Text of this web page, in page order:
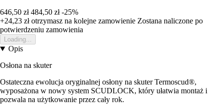
646,50 zł 484,50 zł -25%
+24,23 złotrzymasz na kolejne zamowienie Zostana naliczone po
potwierdzeniu zamowienia
Loading...
Opis
Osłona na skuter
Ostateczna ewolucja oryginalnej osłony na skuter Termoscud®,
wyposażona w nowy system SCUDLOCK, który ułatwia montaż i
pozwala na użytkowanie przez cały rok.